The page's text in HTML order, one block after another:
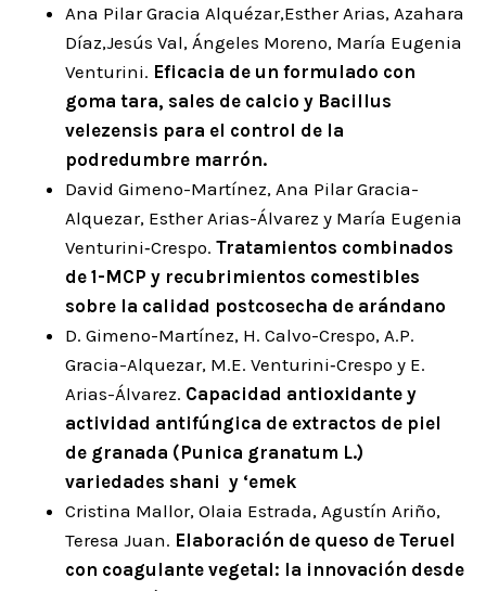
Ana Pilar Gracia Alquézar,Esther Arias, Azahara
Díaz,Jesús Val, Ángeles Moreno, María Eugenia
Venturini. Eficacia de un formulado con
goma tara, sales de calcio y Bacillus
velezensis para el control de la
podredumbre marrón.
David Gimeno-Martínez, Ana Pilar Gracia-
Alquezar, Esther Arias-Álvarez y María Eugenia
Venturini‑Crespo. Tratamientos combinados
de 1-MCP y recubrimientos comestibles
sobre la calidad postcosecha de arándano
D. Gimeno-Martínez, H. Calvo-Crespo, A.P.
Gracia-Alquezar, M.E. Venturini‑Crespo y E.
Arias-Álvarez. Capacidad antioxidante y
actividad antifúngica de extractos de piel
de granada (Punica granatum L.)
variedades shani y ‘emek
Cristina Mallor, Olaia Estrada, Agustín Ariño,
Teresa Juan. Elaboración de queso de Teruel
con coagulante vegetal: la innovación desde